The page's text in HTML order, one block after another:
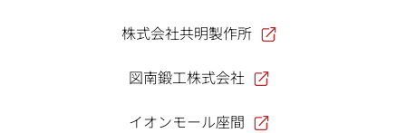
株式会社共明製作所
図南鍛工株式会社
イオンモール座間